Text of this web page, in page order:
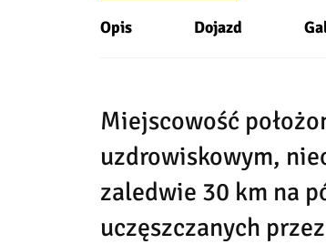
Opis Dojazd
Miejscowość
uzdrowiskowym,
zaledwie 30 km na
uczęszczanych